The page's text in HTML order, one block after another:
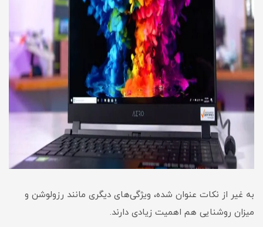
به غیر از نکات عنوان شده، ویژگی‌های دیگری مانند رزولوشن و
میزان روشنایی هم اهمیت زیادی دارند.